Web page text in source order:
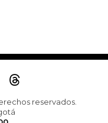
reservados.